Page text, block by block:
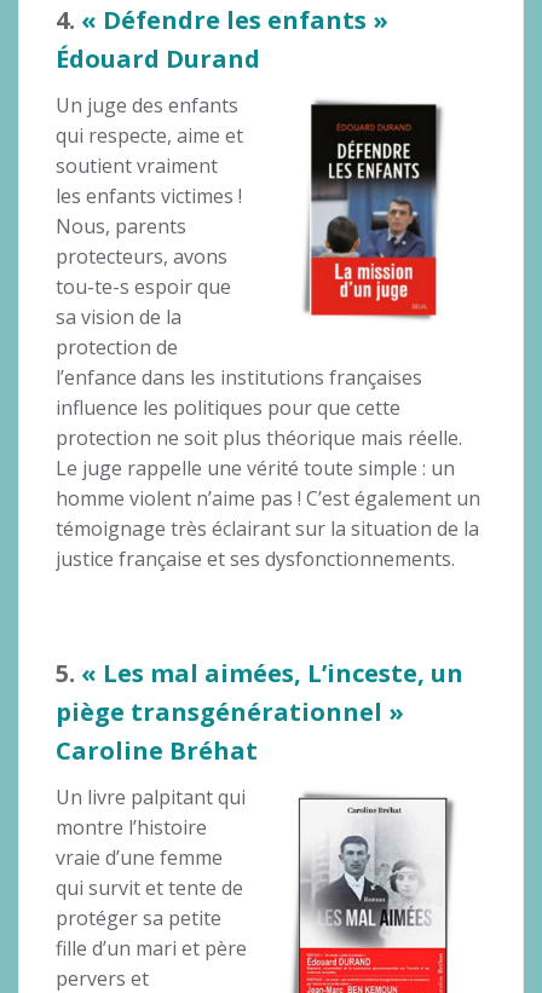
4. « Défendre les enfants »
Édouard Durand
Un juge des enfants
qui respecte, aime et
soutient vraiment
les enfants victimes !
Nous, parents
protecteurs, avons
tou-te-s espoir que
sa vision de la
protection de
l’enfance dans les institutions françaises
influence les politiques pour que cette
protection ne soit plus théorique mais réelle.
Le juge rappelle une vérité toute simple : un
homme violent n’aime pas ! C’est également un
témoignage très éclairant sur la situation de la
justice française et ses dysfonctionnements.
5. « Les mal aimées, L’inceste, un
piège transgénérationnel »
Caroline Bréhat
Un livre palpitant qui
montre l’histoire
vraie d’une femme
qui survit et tente de
protéger sa petite
fille d’un mari et père
pervers et